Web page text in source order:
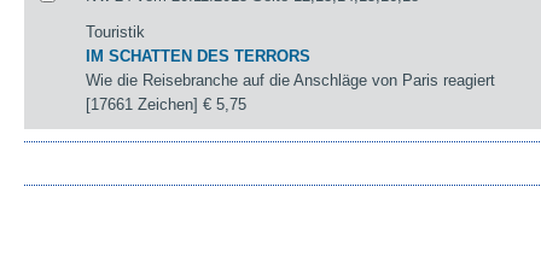
Touristik
IM SCHATTEN DES TERRORS
Wie die Reisebranche auf die Anschläge von Paris reagiert
[17661 Zeichen]€ 5,75